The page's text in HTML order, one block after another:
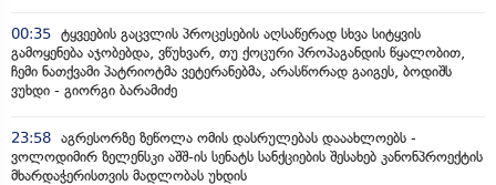
00:35 ტყვეების გაცვლის პროცესების აღსაწერად სხვა სიტყვის
გამოყენება აჯობებდა, ვწუხვარ, თუ ქოცური პროპაგანდის წყალობით,
ჩემი ნათქვამი პატრიოტმა ვეტერანებმა, არასწორად გაიგეს, ბოდიშს
ვუხდი - გიორგი ბარამიძე
23:58 აგრესორზე ზეწოლა ომის დასრულებას დააახლოებს -
ვოლოდიმირ ზელენსკი აშშ-ის სენატს სანქციების შესახებ კანონპროექტის
მხარდაჭერისთვის მადლობას უხდის